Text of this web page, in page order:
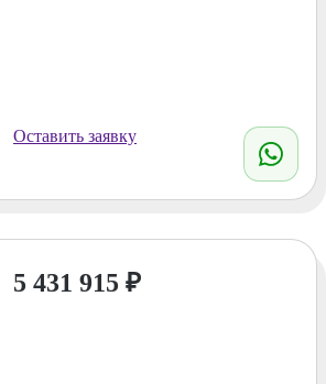
Оставить заявку
5 431 915 ₽